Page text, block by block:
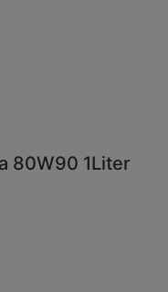
80W90 1Liter